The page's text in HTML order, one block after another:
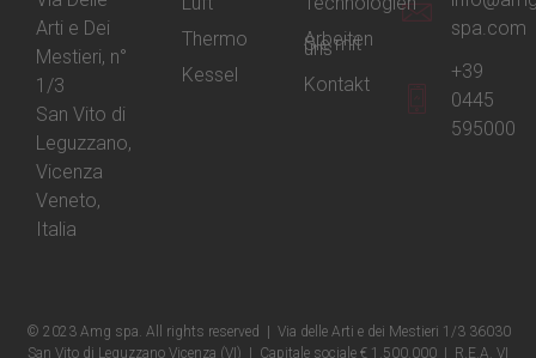
Arti e Dei
Mestieri, n°
1/3
San Vito di
Leguzzano,
Vicenza
Veneto,
Italia
Thermo
Kessel
Arbeiten
Sie mit
uns
Kontakt
spa.com
+39
0445
595000
© 2023 Amg spa. All rights reserved | Via delle Arti e dei Mestieri 1/3 36030
San Vito di Leguzzano Vicenza (VI) | Capitale sociale € 1.500.000 | R.E.A. VI